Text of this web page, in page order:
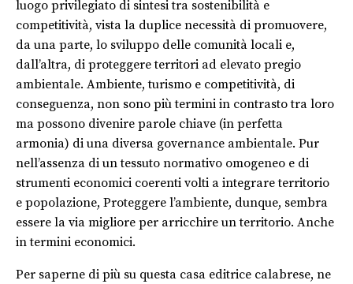
luogo privilegiato di sintesi tra sostenibilità e
competitività, vista la duplice necessità di promuovere,
da una parte, lo sviluppo delle comunità locali e,
dall’altra, di proteggere territori ad elevato pregio
ambientale. Ambiente, turismo e competitività, di
conseguenza, non sono più termini in contrasto tra loro
ma possono divenire parole chiave (in perfetta
armonia) di una diversa governance ambientale. Pur
nell’assenza di un tessuto normativo omogeneo e di
strumenti economici coerenti volti a integrare territorio
e popolazione, Proteggere l’ambiente, dunque, sembra
essere la via migliore per arricchire un territorio. Anche
in termini economici.
Per saperne di più su questa casa editrice calabrese, ne